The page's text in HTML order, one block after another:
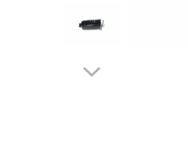
Intretinere motor
Spalare si detailing rapid